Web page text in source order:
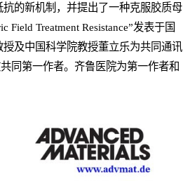
的新机制，并提出了一种克服胶质母
Treatment Resistance”发表于国
授及中国科学院教授董立乐为共同通讯
同第一作者。齐鲁医院为第一作者和